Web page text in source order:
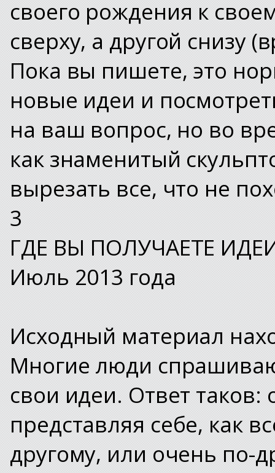
своего рождения к
сверху, а другой снизу
Пока вы пишете, это
новые идеи и
на ваш вопрос, но во
как знаменитый
вырезать все, что не
3
ГДЕ ВЫ ПОЛУЧАЕТЕ
Июль 2013 года
Исходный материал
Многие люди
свои идеи. Ответ
представляя себе, как
другому, или очень по-